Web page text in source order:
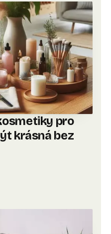
pro
krásná bez